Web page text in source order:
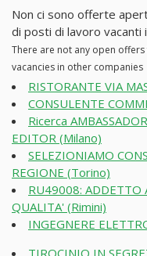
Non ci sono offerte
di posti di lavoro vacanti
There are not any open offers
vacancies in other companies
RISTORANTE VIA
CONSULENTE
Ricerca
EDITOR (Milano)
SELEZIONIAMO
REGIONE (Torino)
RU49008: ADDETTO
QUALITA' (Rimini)
INGEGNERE
TIROCINIO IN